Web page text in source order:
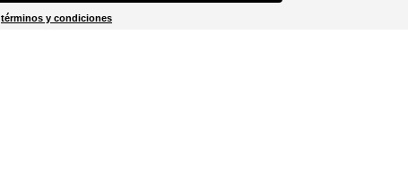
términos y condiciones